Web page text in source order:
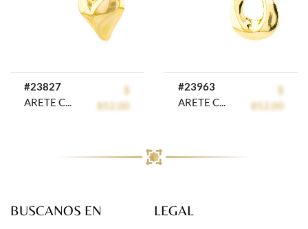
#23827
$
852.00
ARETE CHAPA CRYSTIME
#23963
$
852.00
ARETE CHAPA GOLDEN CASTING
BUSCANOS EN LEGAL